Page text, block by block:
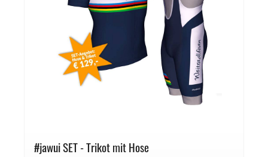
#jawui SET - Trikot mit Hose